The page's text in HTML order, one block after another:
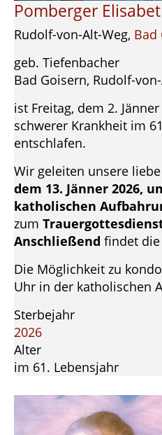
Pomberger
Rudolf-von-Alt-Weg, Bad
geb. Tiefenbacher
Bad Goisern, Rudolf-
ist Freitag, dem 2.
schwerer Krankheit im
entschlafen.
Wir geleiten unsere
dem 13. Jänner 2026,
katholischen
zum
Anschließend findet die
Die Möglichkeit zu
Uhr in der katholischen
Sterbejahr
2026
Alter
im 61. Lebensjahr